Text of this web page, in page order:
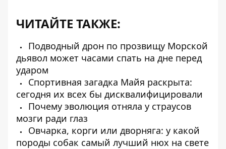
ЧИТАЙТЕ ТАКЖЕ:
Подводный дрон по прозвищу Морской
дьявол может часами спать на дне перед
ударом
Спортивная загадка Майя раскрыта:
сегодня их всех бы дисквалифицировали
Почему эволюция отняла у страусов
мозги ради глаз
Овчарка, корги или дворняга: у какой
породы собак самый лучший нюх на свете